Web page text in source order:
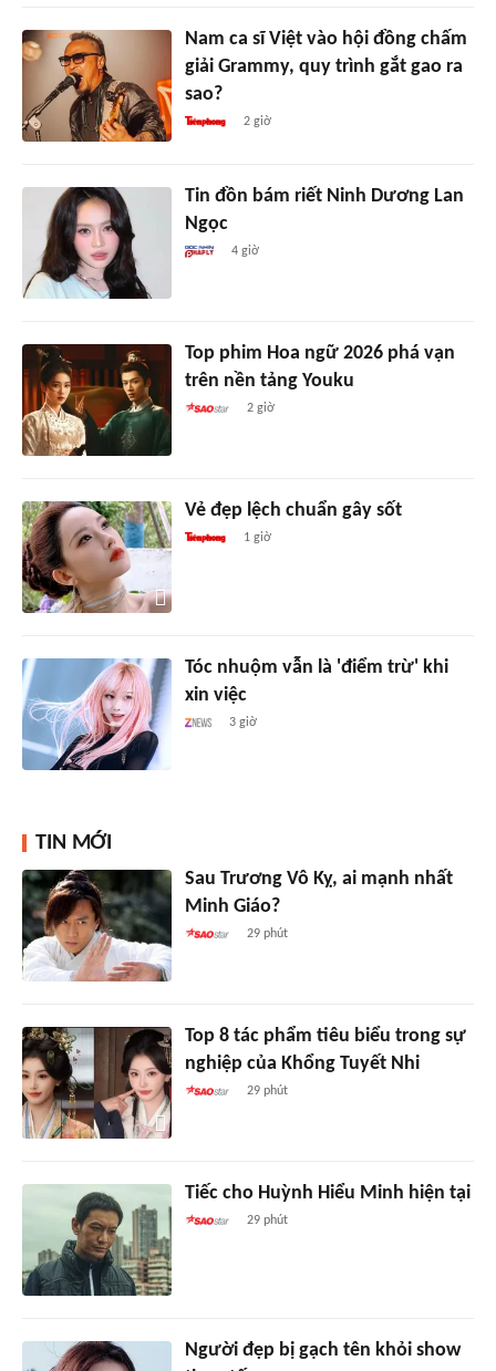
Nam ca sĩ Việt vào hội đồng chấm
giải Grammy, quy trình gắt gao ra
sao?
2 giờ
Tin đồn bám riết Ninh Dương Lan
Ngọc
4 giờ
Top phim Hoa ngữ 2026 phá vạn
trên nền tảng Youku
2 giờ
Vẻ đẹp lệch chuẩn gây sốt
1 giờ
Tóc nhuộm vẫn là 'điểm trừ' khi
xin việc
3 giờ
TIN MỚI
Sau Trương Vô Kỵ, ai mạnh nhất
Minh Giáo?
29 phút
Top 8 tác phẩm tiêu biểu trong sự
nghiệp của Khổng Tuyết Nhi
29 phút
Tiếc cho Huỳnh Hiểu Minh hiện tại
29 phút
Người đẹp bị gạch tên khỏi show